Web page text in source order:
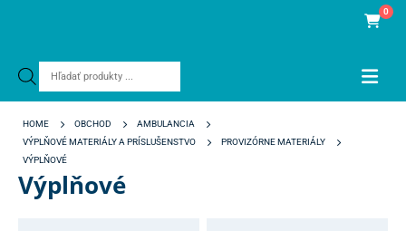
Products
0
HOME OBCHOD
AMBULANCIA
VÝPLŇOVÉ MATERIÁLY A PRÍSLUŠENSTVO
PROVIZÓRNE MATERIÁLY
VÝPLŇOVÉ
Výplňové